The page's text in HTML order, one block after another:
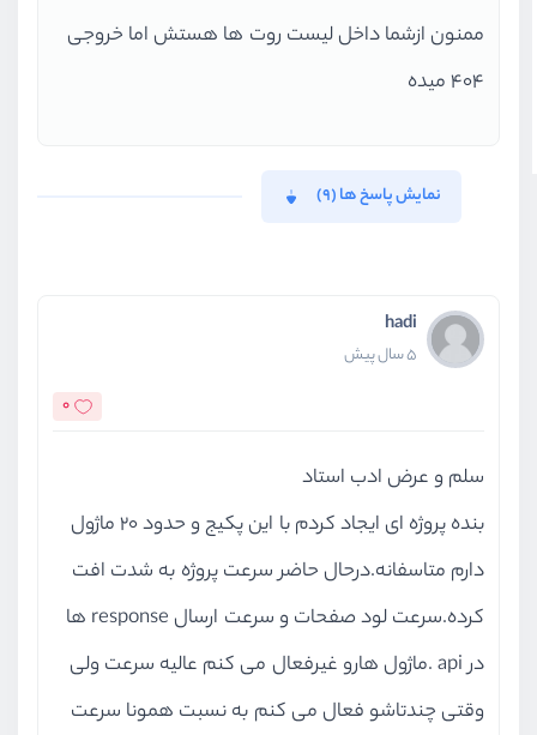
ممنون ازشما داخل لیست روت ها هستش اما خروجی
404 میده
نمایش پاسخ ها (9)
hadi
5 سال پیش
0
سلم و عرض ادب استاد
بنده پروژه ای ایجاد کردم با این پکیج و حدود 20 ماژول
دارم متاسفانه.درحال حاضر سرعت پروژه به شدت افت
کرده.سرعت لود صفحات و سرعت ارسال response ها
در api .ماژول هارو غیرفعال می کنم عالیه سرعت ولی
وقتی چندتاشو فعال می کنم به نسبت همونا سرعت